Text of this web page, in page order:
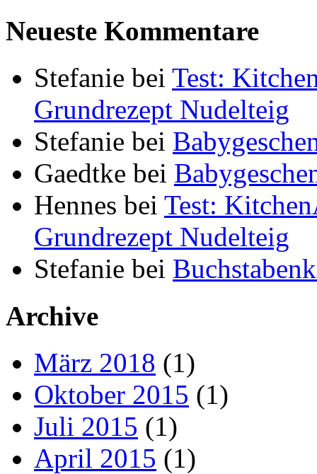
Neueste Kommentare
Stefanie bei Test:
Grundrezept Nudelteig
Stefanie bei
Gaedtke bei
Hennes bei Test:
Grundrezept Nudelteig
Stefanie bei
Archive
März 2018 (1)
Oktober 2015 (1)
Juli 2015 (1)
April 2015 (1)